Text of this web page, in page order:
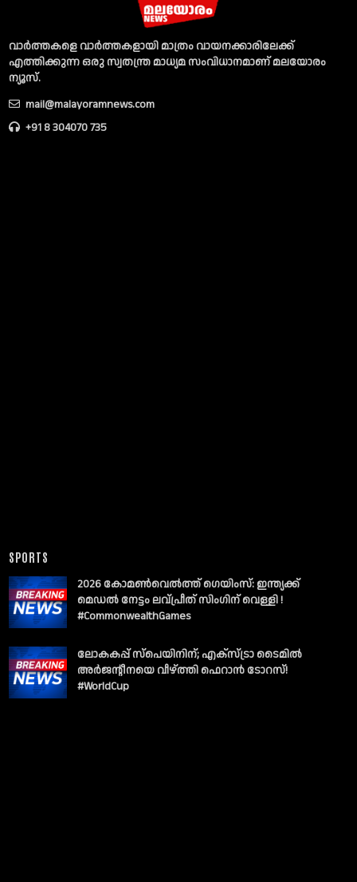
വാര്‍ത്തകളെ വാര്‍ത്തകളായി മാത്രം വായനക്കാരിലേക്ക്
എത്തിക്കുന്ന ഒരു സ്വതന്ത്ര മാധ്യമ സംവിധാനമാണ് മലയോരം
ന്യൂസ്‌.
mail@malayoramnews.com
+91 8 304070 735
SPORTS
2026 കോമൺവെൽത്ത് ഗെയിംസ്: ഇന്ത്യക്ക്
മെഡൽ നേട്ടം ലവ്പ്രീത് സിംഗിന് വെള്ളി !
#CommonwealthGames
ലോകകപ്പ് സ്പെയിനിന്; എക്സ്ട്രാ ടൈമിൽ
അർജന്റീനയെ വീഴ്ത്തി ഫെറാൻ ടോറസ്!
#WorldCup